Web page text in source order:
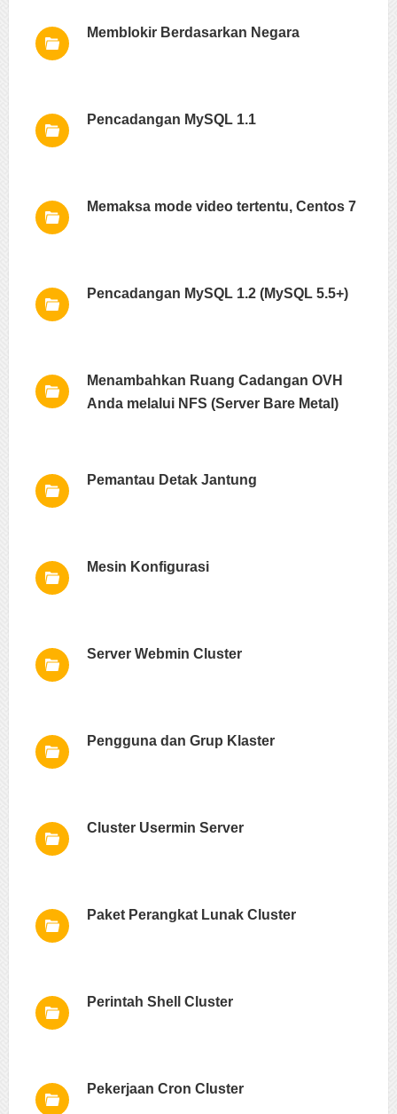
Memblokir Berdasarkan Negara
Pencadangan MySQL 1.1
Memaksa mode video tertentu, Centos 7
Pencadangan MySQL 1.2 (MySQL 5.5+)
Menambahkan Ruang Cadangan OVH
Anda melalui NFS (Server Bare Metal)
Pemantau Detak Jantung
Mesin Konfigurasi
Server Webmin Cluster
Pengguna dan Grup Klaster
Cluster Usermin Server
Paket Perangkat Lunak Cluster
Perintah Shell Cluster
Pekerjaan Cron Cluster